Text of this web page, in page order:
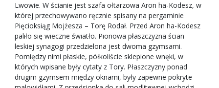
Lwowie. W ścianie jest szafa ołtarzowa Aron ha-Kodesz, w
której przechowywano ręcznie spisany na pergaminie
Pięcioksiąg Mojżesza – Torę Rodał. Przed Aron ha-Kodesz
paliło się wieczne światło. Pionowa płaszczyzna ścian
leskiej synagogi przedzielona jest dwoma gzymsami.
Pomiędzy nimi płaskie, półkoliście sklepione wnęki, w
których wpisane były cytaty z Tory. Płaszczyzny ponad
drugim gzymsem między oknami, były zapewne pokryte